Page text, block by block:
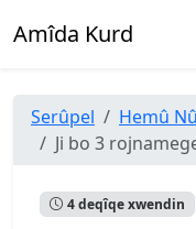
Amîda Kurd
Serûpel
Hemû
Ji bo 3
4 deqîqe xwendin